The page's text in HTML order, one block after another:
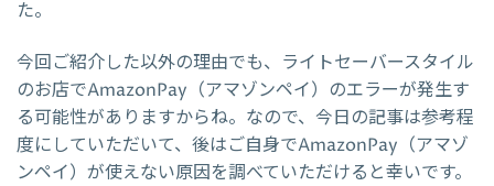
た。
今回ご紹介した以外の理由でも、ライトセーバースタイル
のお店でAmazonPay（アマゾンペイ）のエラーが発生す
る可能性がありますからね。なので、今日の記事は参考程
度にしていただいて、後はご自身でAmazonPay（アマゾ
ンペイ）が使えない原因を調べていただけると幸いです。